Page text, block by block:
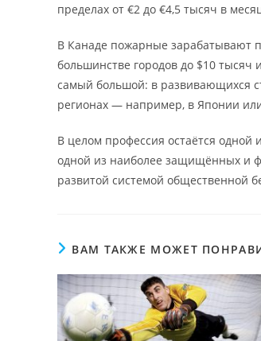
пределах от €2 до €4,5 тысяч в
В Канаде пожарные зарабатывают
большинстве городов до $10
самый большой: в развивающихся
регионах — например, в Японии
В целом профессия остаётся
одной из наиболее защищённых и
развитой системой общественной
ВАМ ТАКЖЕ МОЖЕТ